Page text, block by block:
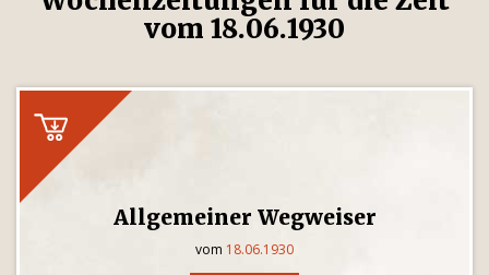
vom 18.06.1930
Allgemeiner Wegweiser
vom 18.06.1930